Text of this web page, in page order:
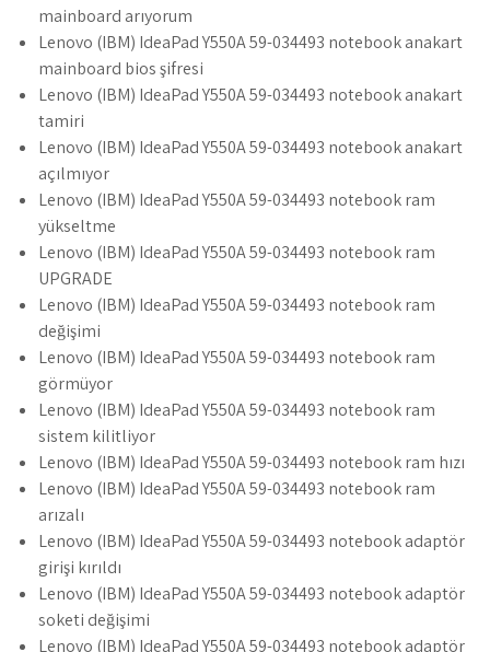
mainboard arıyorum
Lenovo (IBM) IdeaPad Y550A 59-034493 notebook anakart
mainboard bios şifresi
Lenovo (IBM) IdeaPad Y550A 59-034493 notebook anakart
tamiri
Lenovo (IBM) IdeaPad Y550A 59-034493 notebook anakart
açılmıyor
Lenovo (IBM) IdeaPad Y550A 59-034493 notebook ram
yükseltme
Lenovo (IBM) IdeaPad Y550A 59-034493 notebook ram
UPGRADE
Lenovo (IBM) IdeaPad Y550A 59-034493 notebook ram
değişimi
Lenovo (IBM) IdeaPad Y550A 59-034493 notebook ram
görmüyor
Lenovo (IBM) IdeaPad Y550A 59-034493 notebook ram
sistem kilitliyor
Lenovo (IBM) IdeaPad Y550A 59-034493 notebook ram hızı
Lenovo (IBM) IdeaPad Y550A 59-034493 notebook ram
arızalı
Lenovo (IBM) IdeaPad Y550A 59-034493 notebook adaptör
girişi kırıldı
Lenovo (IBM) IdeaPad Y550A 59-034493 notebook adaptör
soketi değişimi
Lenovo (IBM) IdeaPad Y550A 59-034493 notebook adaptör